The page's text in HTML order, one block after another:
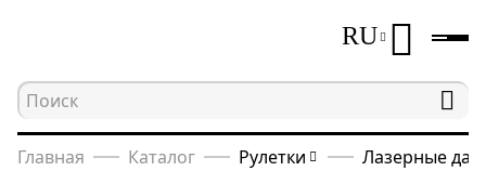
RU
Главная Каталог Рулетки Лазерные